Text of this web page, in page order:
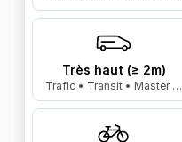
Très haut (≥ 2m)
Trafic • Transit • Master …